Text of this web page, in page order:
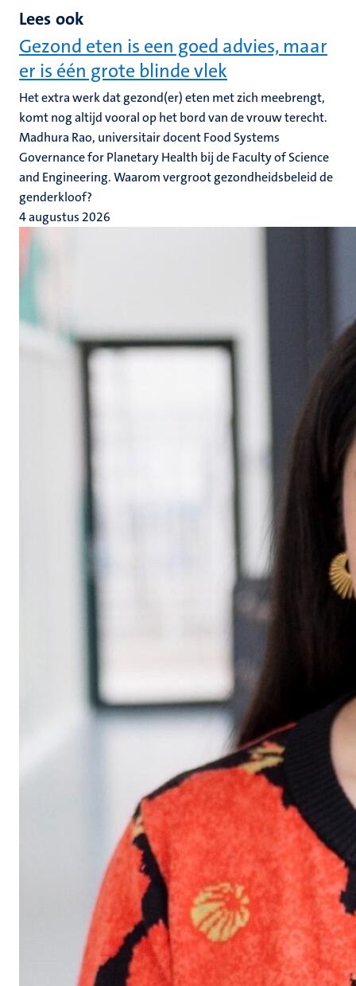
Lees ook
Gezond eten is een goed advies, maar
er is één grote blinde vlek
Het extra werk dat gezond(er) eten met zich meebrengt,
komt nog altijd vooral op het bord van de vrouw terecht.
Madhura Rao, universitair docent Food Systems
Governance for Planetary Health bij de Faculty of Science
and Engineering. Waarom vergroot gezondheidsbeleid de
genderkloof?
4 augustus 2026